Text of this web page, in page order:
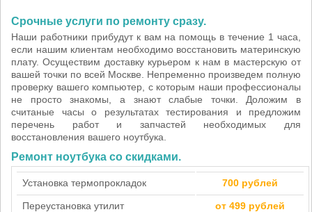
Срочные услуги по ремонту сразу.
Наши работники прибудут к вам на помощь в течение 1 часа,
если нашим клиентам необходимо восстановить материнскую
плату. Осуществим доставку курьером к нам в мастерскую от
вашей точки по всей Москве. Непременно произведем полную
проверку вашего компьютер, с которым наши профессионалы
не просто знакомы, а знают слабые точки. Доложим в
считаные часы о результатах тестирования и предложим
перечень работ и запчастей необходимых для
восстановления вашего ноутбука.
Ремонт ноутбука со скидками.
Установка термопрокладок 700 рублей
Переустановка утилит от 499 рублей